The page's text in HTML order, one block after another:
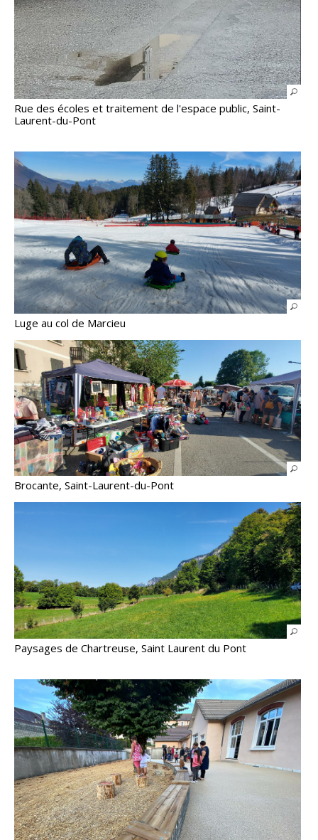
Rue des écoles et traitement de l'espace public, Saint-
Laurent-du-Pont
Luge au col de Marcieu
Brocante, Saint-Laurent-du-Pont
Paysages de Chartreuse, Saint Laurent du Pont